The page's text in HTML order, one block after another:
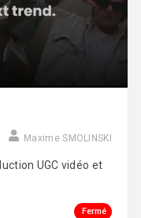
Maxime SMOLINSKI
UGC vidéo et
Fermé